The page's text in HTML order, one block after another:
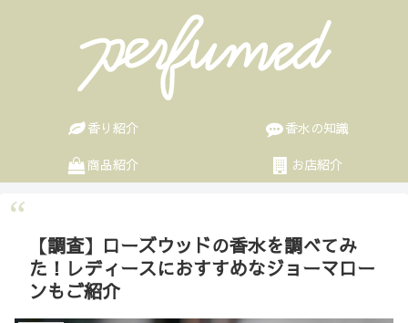
香り紹介
香水の知識
商品紹介
お店紹介
【調査】ローズウッドの香水を調べてみ
た！レディースにおすすめなジョーマロー
ンもご紹介